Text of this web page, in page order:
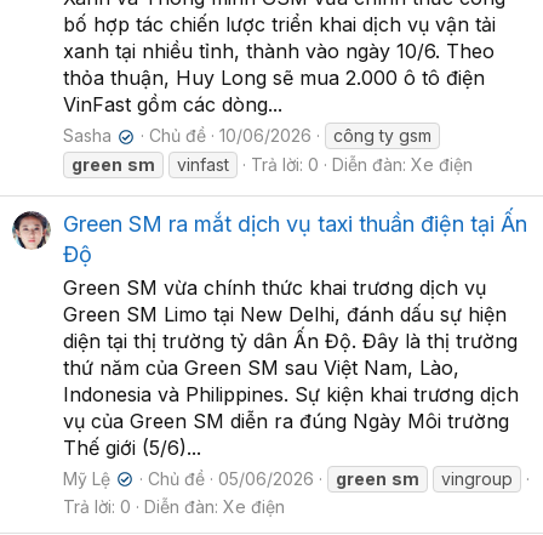
bố hợp tác chiến lược triển khai dịch vụ vận tải
xanh tại nhiều tỉnh, thành vào ngày 10/6. Theo
thỏa thuận, Huy Long sẽ mua 2.000 ô tô điện
VinFast gồm các dòng...
Sasha ✔ Chủ đề 10/06/2026
công ty gsm
green sm vinfast Trả lời: 0 Diễn đàn: Xe điện
Green SM ra mắt dịch vụ taxi thuần điện tại Ấn
Độ
Green SM vừa chính thức khai trương dịch vụ
Green SM Limo tại New Delhi, đánh dấu sự hiện
diện tại thị trường tỷ dân Ấn Độ. Đây là thị trường
thứ năm của Green SM sau Việt Nam, Lào,
Indonesia và Philippines. Sự kiện khai trương dịch
vụ của Green SM diễn ra đúng Ngày Môi trường
Thế giới (5/6)...
Mỹ Lệ ✔ Chủ đề 05/06/2026 green sm
vingroup
Trả lời: 0
Diễn đàn: Xe điện